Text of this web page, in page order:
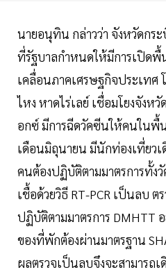
นายอนุทิน กล่าวว่า จังหวัดกร
ที่รัฐบาลกำหนดให้มีการเปิด
เคลื่อนภาคเศรษฐกิจประเทศ
ไหง หาดไร่เลย์ เชื่อมโยงจัง
อกซ์ มีการฉีดวัคซีนให้คนในพื้
เดือนมิถุนายน มีนักท่องเที่ยว
คนต้องปฏิบัติตามมาตรการทั้ง
เชื้อด้วยวิธี RT-PCR เป็นลบ
ปฏิบัติตามมาตรการ DMHTT อ
ของที่พักต้องผ่านมาตรฐาน
ผลตรวจเป็นลบจึงจะสามารถ